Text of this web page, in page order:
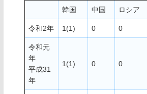
韓国 中国 ロシア
令和2年 1(1) 0 0
令和元
年
平成31
年
1(1) 0 0